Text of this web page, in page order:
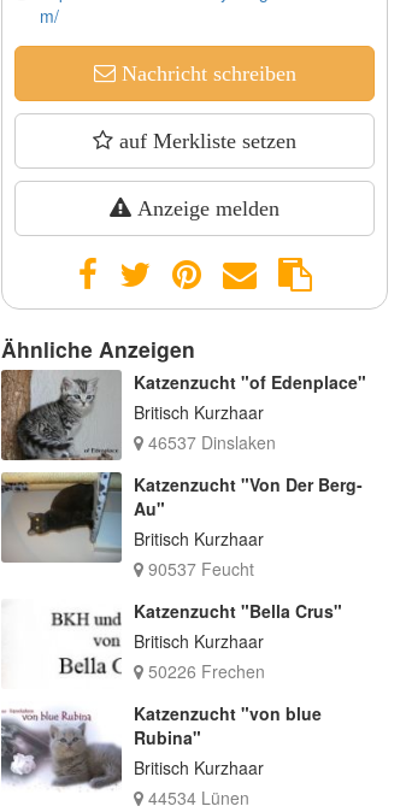
Kater Gr.Europa Champion WCF NFS
m/
Nachricht schreiben
auf Merkliste setzen
Anzeige melden
Ähnliche Anzeigen
Katzenzucht "of Edenplace"
Britisch Kurzhaar
46537 Dinslaken
Katzenzucht "Von Der Berg-
Au"
Britisch Kurzhaar
90537 Feucht
Katzenzucht "Bella Crus"
Britisch Kurzhaar
50226 Frechen
Katzenzucht "von blue
Rubina"
Britisch Kurzhaar
44534 Lünen